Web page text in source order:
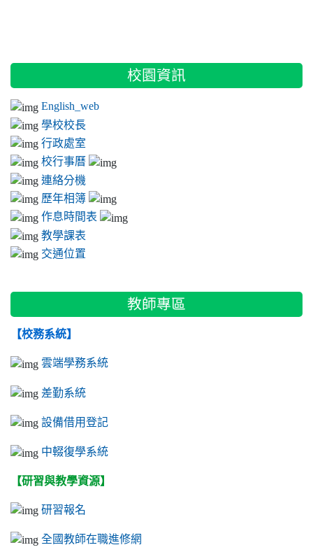
::: 校園資訊
English_web
學校校長
行政處室
校行事曆
連絡分機
歷年相簿
作息時間表
教學課表
交通位置
教師專區
【校務系統】
雲端學務系統
差勤系統
設備借用登記
中輟復學系統
【研習與教學資源】
研習報名
全國教師在職進修網